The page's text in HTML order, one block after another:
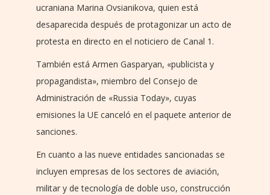
ucraniana Marina Ovsianikova, quien está
desaparecida después de protagonizar un acto de
protesta en directo en el noticiero de Canal 1.
También está Armen Gasparyan, «publicista y
propagandista», miembro del Consejo de
Administración de «Russia Today», cuyas
emisiones la UE canceló en el paquete anterior de
sanciones.
En cuanto a las nueve entidades sancionadas se
incluyen empresas de los sectores de aviación,
militar y de tecnología de doble uso, construcción